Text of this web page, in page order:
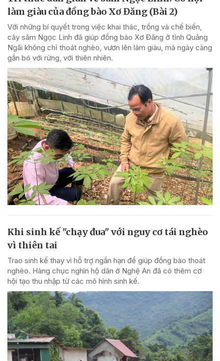
làm giàu của đồng bào Xơ Đăng (Bài 2)
Với những bí quyết trong việc khai thác, trồng và chế biến,
cây sâm Ngọc Linh đã giúp đồng bào Xơ Đăng ở tỉnh Quảng
Ngãi không chỉ thoát nghèo, vươn lên làm giàu, mà ngày càng
gắn bó với rừng, với thiên nhiên.
Khi sinh kế "chạy đua" với nguy cơ tái nghèo
vì thiên tai
Trao sinh kế thay vì hỗ trợ ngắn hạn để giúp đồng bào thoát
nghèo. Hàng chục nghìn hộ dân ở Nghệ An đã có thêm cơ
hội tạo thu nhập từ các mô hình sinh kế.